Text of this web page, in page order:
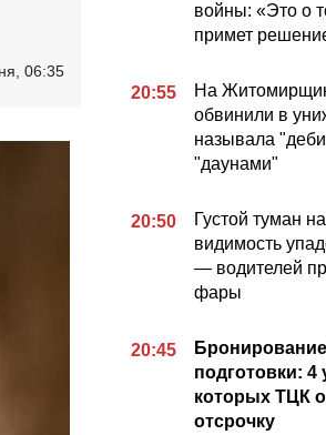
06:35
войны: «Это о
примет
20:55
На
обвинили в
называла
"даунами"
20:50
Густой туман
видимость
— водителей
фары
20:45
подготовки: 4
которых ТЦК
отсрочку